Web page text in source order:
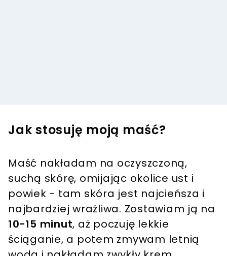
Jak stosuję moją maść?
Maść nakładam na oczyszczoną,
suchą skórę, omijając okolice ust i
powiek - tam skóra jest najcieńsza i
najbardziej wrażliwa. Zostawiam ją na
10-15 minut, aż poczuję lekkie
ściąganie, a potem zmywam letnią